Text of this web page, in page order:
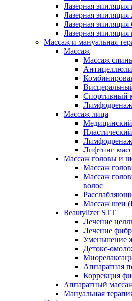
Лазерная эпиляция
Лазерная эпиляция
Лазерная эпиляция
Лазерная эпиляция
Массаж и мануальная
Массаж
Массаж
Спортивный
Массаж лица
Лифтинг-
Массаж головы и
Массаж
Массаж
волос
Массаж шеи
Beautylizer STT
Лечение
Лечение
Уменьшение
Детокс-
Аппаратная
Коррекция
Аппаратный
Мануальная